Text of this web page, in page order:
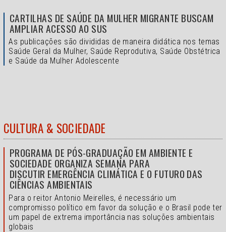
CARTILHAS DE SAÚDE DA MULHER MIGRANTE BUSCAM
AMPLIAR ACESSO AO SUS
As publicações são divididas de maneira didática nos temas
Saúde Geral da Mulher, Saúde Reprodutiva, Saúde Obstétrica
e Saúde da Mulher Adolescente
CULTURA & SOCIEDADE
PROGRAMA DE PÓS-GRADUAÇÃO EM AMBIENTE E
SOCIEDADE ORGANIZA SEMANA PARA
DISCUTIR EMERGÊNCIA CLIMÁTICA E O FUTURO DAS
CIÊNCIAS AMBIENTAIS
Para o reitor Antonio Meirelles, é necessário um
compromisso político em favor da solução e o Brasil pode ter
um papel de extrema importância nas soluções ambientais
globais